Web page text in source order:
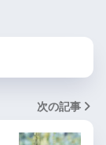
次の記事